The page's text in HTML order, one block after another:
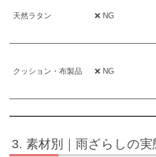
天然ラタン ❌ NG
クッション・布製品 ❌ NG
素材別｜雨ざらしの実